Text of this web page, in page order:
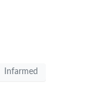
Infarmed